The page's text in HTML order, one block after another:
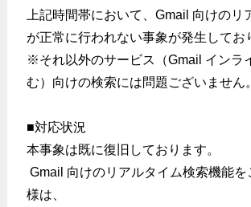
上記時間帯において、Gmail 向けのリ
が正常に行われない事象が発生してお
※それ以外のサービス（Gmail インラ
む）向けの検索には問題ございません。
■対応状況
本事象は既に復旧しております。
Gmail 向けのリアルタイム検索機能を
様は、